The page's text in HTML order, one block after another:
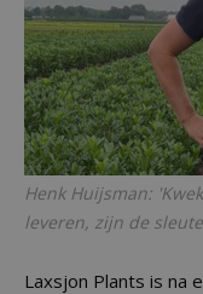
Henk Huijsman:
leveren, zijn de
Laxsjon Plants is na